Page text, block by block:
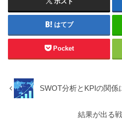
はてブ
Pocket
SWOT分析とKPIの関係
結果が出る